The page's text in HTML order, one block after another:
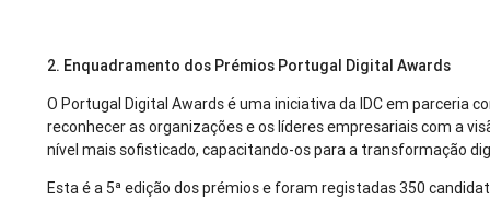
2. Enquadramento dos Prémios Portugal Digital Awards
O Portugal Digital Awards é uma iniciativa da IDC em parceria
reconhecer as organizações e os líderes empresariais com a
nível mais sofisticado, capacitando-os para a transformação
Esta é a 5ª edição dos prémios e foram registadas 350